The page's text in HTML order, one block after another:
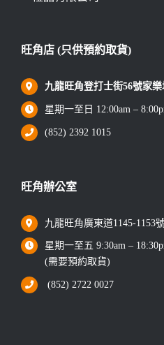
旺角店 (只供預約取貨)
九龍旺角登打士街56號家樂
星期一至日 12:00am –
(852) 2392 1015
旺角辦公室
九龍旺角廣東道1145-1153
星期一至五 9:30am –
(需要預約取貨)
(852) 2722 0027